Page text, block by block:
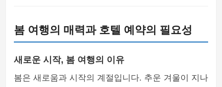
봄 여행의 매력과 호텔 예약의 필요성
새로운 시작, 봄 여행의 이유
봄은 새로움과 시작의 계절입니다. 추운 겨울이 지나